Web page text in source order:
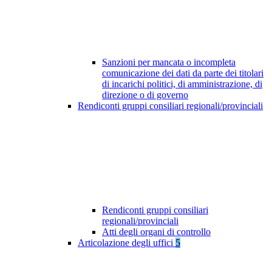
Sanzioni per mancata o incompleta
comunicazione dei dati da parte dei titolari
di incarichi politici, di amministrazione, di
direzione o di governo
Rendiconti gruppi consiliari regionali/provinciali
Rendiconti gruppi consiliari
regionali/provinciali
Atti degli organi di controllo
Articolazione degli uffici 5